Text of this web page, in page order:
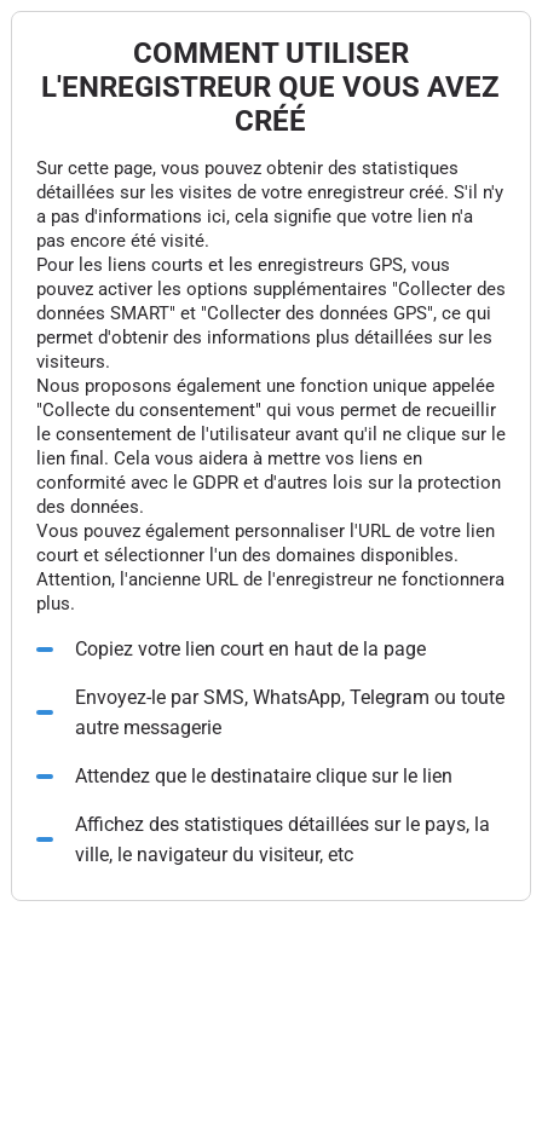
COMMENT UTILISER
L'ENREGISTREUR QUE VOUS AVEZ
CRÉÉ
Sur cette page, vous pouvez obtenir des statistiques
détaillées sur les visites de votre enregistreur créé. S'il n'y
a pas d'informations ici, cela signifie que votre lien n'a
pas encore été visité.
Pour les liens courts et les enregistreurs GPS, vous
pouvez activer les options supplémentaires "Collecter des
données SMART" et "Collecter des données GPS", ce qui
permet d'obtenir des informations plus détaillées sur les
visiteurs.
Nous proposons également une fonction unique appelée
"Collecte du consentement" qui vous permet de recueillir
le consentement de l'utilisateur avant qu'il ne clique sur le
lien final. Cela vous aidera à mettre vos liens en
conformité avec le GDPR et d'autres lois sur la protection
des données.
Vous pouvez également personnaliser l'URL de votre lien
court et sélectionner l'un des domaines disponibles.
Attention, l'ancienne URL de l'enregistreur ne fonctionnera
plus.
Copiez votre lien court en haut de la page
Envoyez-le par SMS, WhatsApp, Telegram ou toute
autre messagerie
Attendez que le destinataire clique sur le lien
Affichez des statistiques détaillées sur le pays, la
ville, le navigateur du visiteur, etc